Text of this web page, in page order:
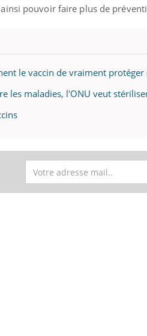
pouvoir faire plus de
le vaccin de vraiment
les maladies, l'ONU veut
Youtube
lié à un groupe
: l'utilisation d'un « jumeau
» permet ...